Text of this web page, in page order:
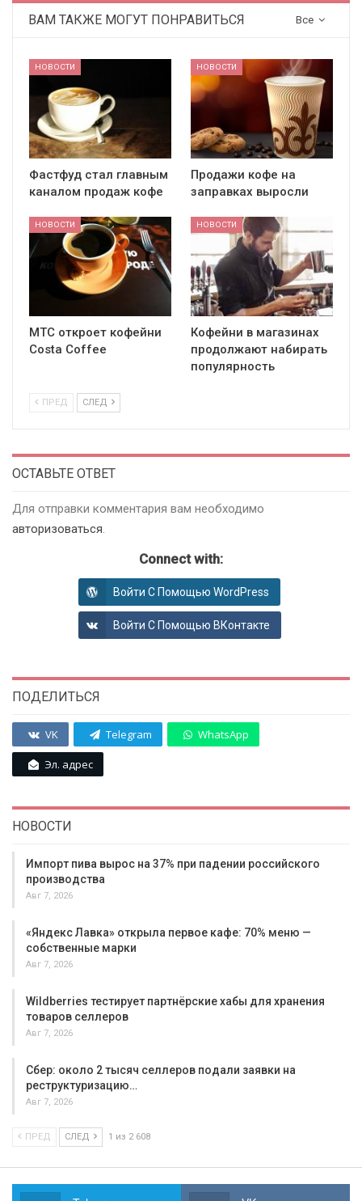
Все
ВАМ ТАКЖЕ МОГУТ ПОНРАВИТЬСЯ
НОВОСТИ
Фастфуд стал главным
каналом продаж кофе
НОВОСТИ
Продажи кофе на
заправках выросли
НОВОСТИ
МТС откроет кофейни
Costa Coffee
НОВОСТИ
Кофейни в магазинах
продолжают набирать
популярность
ПРЕД СЛЕД
ОСТАВЬТЕ ОТВЕТ
Для отправки комментария вам необходимо
авторизоваться.
Connect with:
Войти С Помощью WordPress
Войти С Помощью ВКонтакте
ПОДЕЛИТЬСЯ
VK Telegram WhatsApp
Эл. адрес
НОВОСТИ
Импорт пива вырос на 37% при падении российского
производства
Авг 7, 2026
«Яндекс Лавка» открыла первое кафе: 70% меню —
собственные марки
Авг 7, 2026
Wildberries тестирует партнёрские хабы для хранения
товаров селлеров
Авг 7, 2026
Сбер: около 2 тысяч селлеров подали заявки на
реструктуризацию…
Авг 7, 2026
ПРЕД СЛЕД 1 из 2 608